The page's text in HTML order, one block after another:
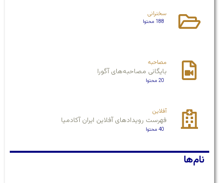
سخنرانی
188 محتوا
مصاحبه
بایگانی مصاحبه‌های آگورا
20 محتوا
آفلاین
فهرست رویدادهای آفلاین ایران آکادمیا
40 محتوا
نام‌ها